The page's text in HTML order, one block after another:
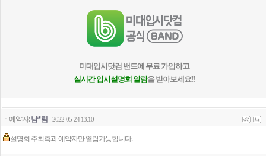
미대입시닷컴 밴드에 무료 가입하고
실시간 입시설명회 알람을 받아보세요!!
ㆍ예약자:남*림 2022-05-24 13:10
설명회 주최측과 예약자만 열람가능합니다.